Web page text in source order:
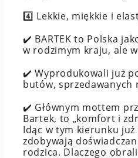
4️⃣ Lekkie, miękkie i
✔️ BARTEK to Polska
w rodzimym kraju, ale
✔️ Wyprodukowali już
butów, sprzedawanych
✔️ Głównym mottem
Bartek, to „komfort i
Idąc w tym kierunku
zdobywają
rodzica. Dlaczego